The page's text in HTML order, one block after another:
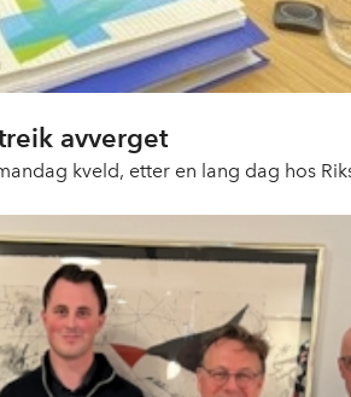
avverget
kveld, etter en lang dag hos